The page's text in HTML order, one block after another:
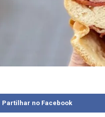
Partilhar no Facebook